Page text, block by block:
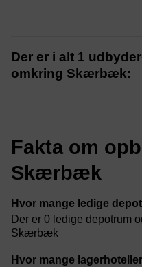
Der er i alt 1
omkring Skærbæk:
Fakta om
Skærbæk
Hvor mange ledige
Der er 0 ledige depotrum
Skærbæk
Hvor mange